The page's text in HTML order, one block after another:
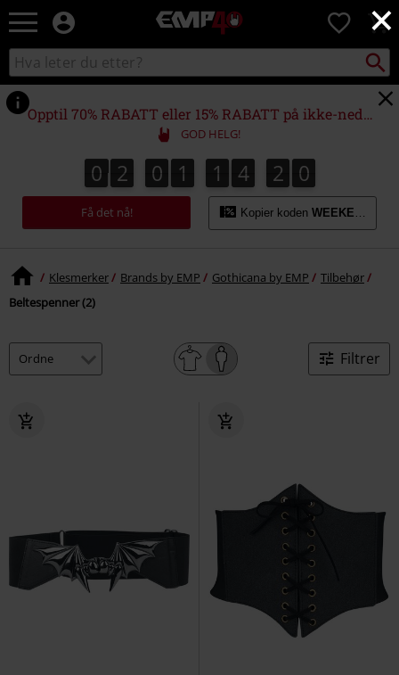
×
EMP
Musikk,
TV
og
gaming
merch
Alternativ
mote
0
Søk
i
katalogen
Søk
Opptil 70% RABATT eller 15% RABATT på ikke-nedsatte varer!*
GOD HELG!
0
0 2
2 0
0 1
1 1
1 4
4 1
2
1
2 9
0
9
1
0
Få det nå! Kopier koden WEEKEND
Klesmerker Brands by EMP Gothicana by EMP
Tilbehør
Beltespenner (2)
Filtrer